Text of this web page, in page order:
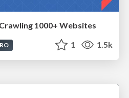
1000+ Websites
1 1.5k